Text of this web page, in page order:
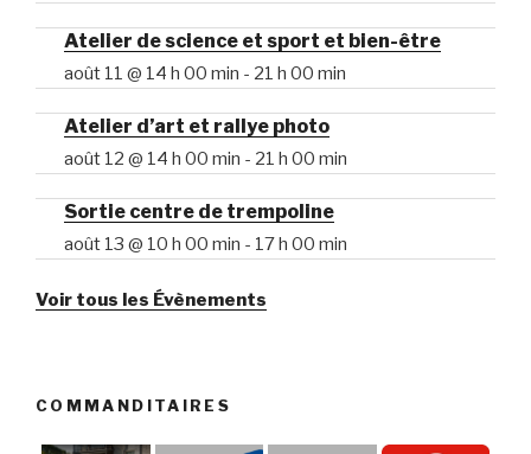
Atelier de science et sport et bien-être
août 11 @ 14 h 00 min - 21 h 00 min
Atelier d’art et rallye photo
août 12 @ 14 h 00 min - 21 h 00 min
Sortie centre de trempoline
août 13 @ 10 h 00 min - 17 h 00 min
Voir tous les Évènements
COMMANDITAIRES